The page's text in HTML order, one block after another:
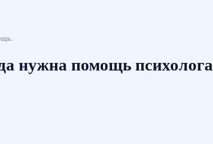
нужна помощь психолога